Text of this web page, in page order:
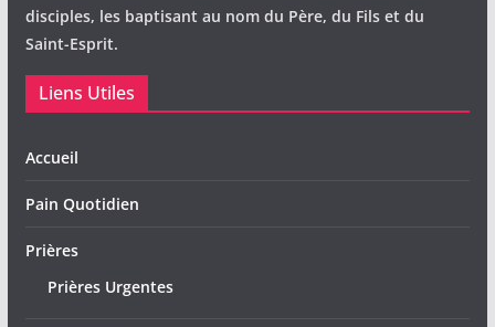
disciples, les baptisant au nom du Père, du Fils et du
Saint-Esprit.
Liens Utiles
Accueil
Pain Quotidien
Prières
Prières Urgentes